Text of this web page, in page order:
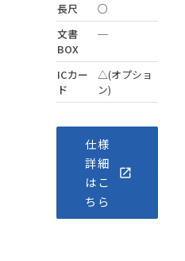
長尺
○
文書
BOX
─
ICカー
ド
△(オプショ
ン)
仕様
詳細
はこ
ちら